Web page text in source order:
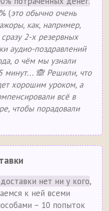
(это обычно очень
как, например,
2-х резервных
аудио-поздравлений
о чём мы узнали
минут... 🙈 Решили, что
хорошим уроком, а
всё в
чтобы порадовали
нет ни у кого,
к ней всеми
– 10 попыток